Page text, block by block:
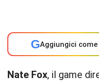
GAggiungici
Nate Fox, il game